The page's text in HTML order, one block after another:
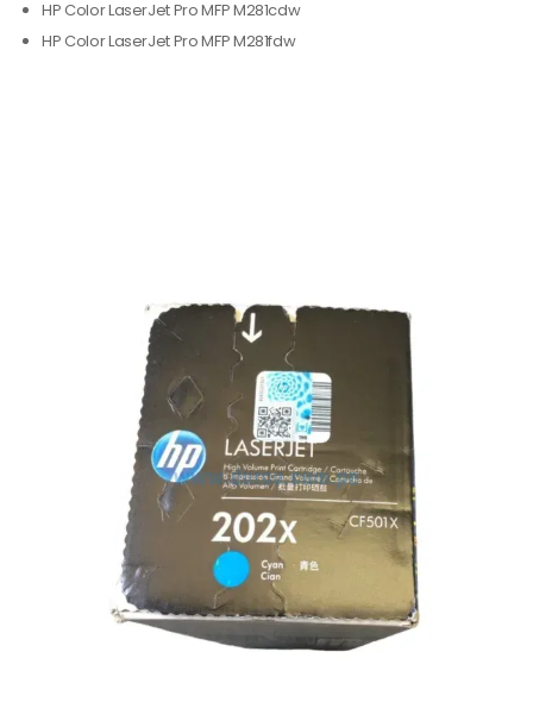
HP Color LaserJet Pro MFP M281cdw
HP Color LaserJet Pro MFP M281fdw